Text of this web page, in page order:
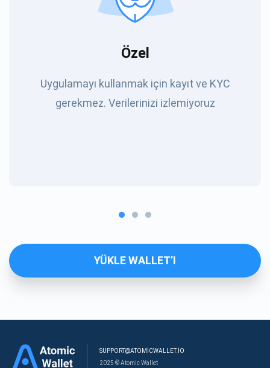
Özel
Uygulamayı kullanmak için kayıt ve KYC
gerekmez. Verilerinizi izlemiyoruz
YÜKLE WALLET’I
SUPPORT@ATOMICWALLET.IO
2025 © Atomic Wallet